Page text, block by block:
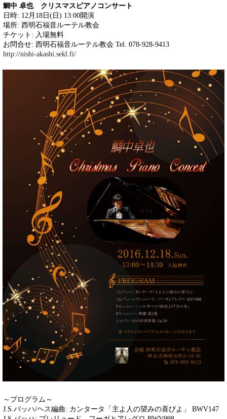
鯛中 卓也 クリスマスピアノコンサート
日時: 12月18日(日) 13:00開演
場所: 西明石福音ルーテル教会
チケット: 入場無料
お問合せ: 西明石福音ルーテル教会 Tel. 078-928-9413
http://nishi-akashi.sekl.fi/
～プログラム～
J.S.バッハ/ヘス編曲: カンタータ「主よ人の望みの喜びよ」 BWV147